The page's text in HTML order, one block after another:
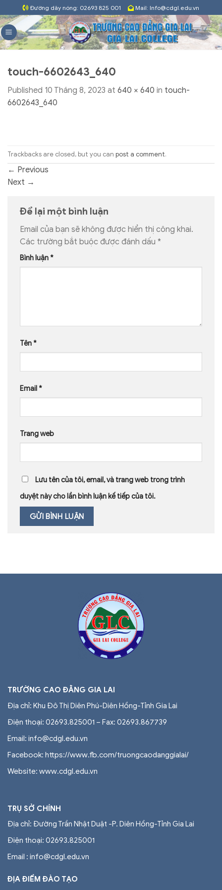
to
content
Đường dây nóng: 02693 825 001 Mail: Info@cdgl.edu.vn
touch-6602643_640
Published 10 Tháng 8, 2023 at 640 × 640 in touch-
6602643_640
Trackbacks are closed, but you can post a comment.
← Previous
Next →
Để lại một bình luận
Email của bạn sẽ không được hiển thị công khai.
Các trường bắt buộc được đánh dấu *
Bình luận *
Tên *
Email *
Trang web
Lưu tên của tôi, email, và trang web trong trình
duyệt này cho lần bình luận kế tiếp của tôi.
TRƯỜNG CAO ĐẲNG GIA LAI
Địa chỉ: Khu Đô Thị Diên Phú-Diên Hồng-Tỉnh Gia Lai
Điện thoại: 02693.825001 – Fax: 02693.867739
Email: info@cdgl.edu.vn
Facebook: https://www.fb.com/truongcaodanggialai/
Website: www.cdgl.edu.vn
TRỤ SỞ CHÍNH
Địa chỉ: Đường Trần Nhật Duật -P. Diên Hồng-Tỉnh Gia Lai
Điện thoại: 02693.825001
Email : info@cdgl.edu.vn
ĐỊA ĐIỂM ĐÀO TẠO